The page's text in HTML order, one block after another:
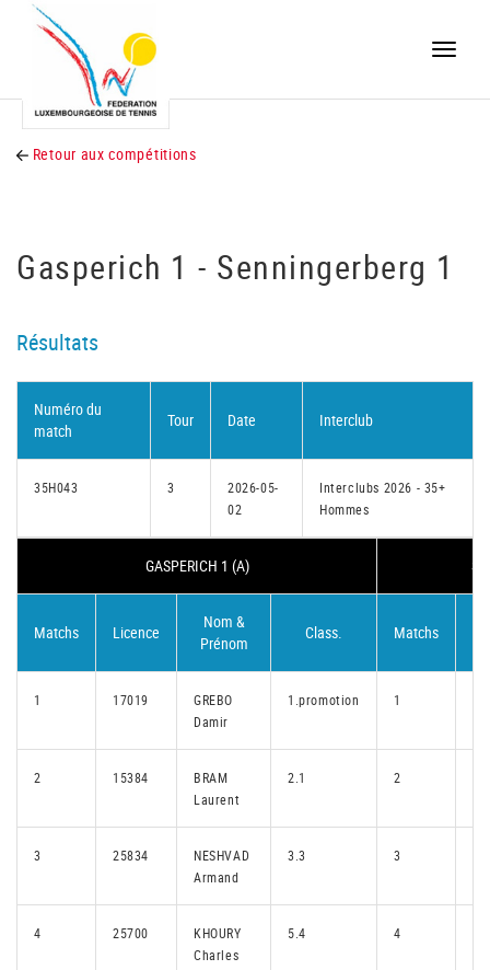
Toggle
Retour aux compétitions
Gasperich 1 - Senningerberg 1
Résultats
Numéro du
match
Tour Date Interclub
35H043 3
2026-05-
02
Interclubs 2026 - 35+
Hommes
GASPERICH 1 (A)
Matchs Licence
Nom &
Prénom
Class. Matchs
1 17019
GREBO
Damir
1.promotion 1
2 15384
BRAM
Laurent
2.1 2
3 25834
NESHVAD
Armand
3.3 3
4 25700
KHOURY
Charles
5.4 4